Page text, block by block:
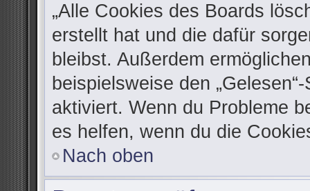
„Alle Cookies des Boards
erstellt hat und die dafür
bleibst. Außerdem
beispielsweise den
aktiviert. Wenn du Probleme
es helfen, wenn du die
Nach oben